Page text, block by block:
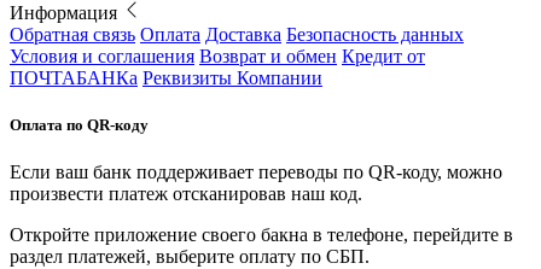
Информация
Обратная связь Оплата Доставка Безопасность данных
Условия и соглашения Возврат и обмен Кредит от
ПОЧТАБАНКа Реквизиты Компании
Оплата по QR-коду
Если ваш банк поддерживает переводы по QR-коду, можно
произвести платеж отсканировав наш код.
Откройте приложение своего бакна в телефоне, перейдите в
раздел платежей, выберите оплату по СБП.